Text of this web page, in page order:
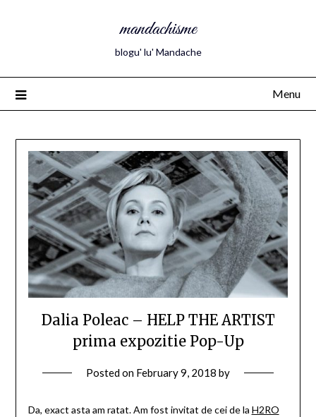
mandachisme
blogu' lu' Mandache
Menu
Dalia Poleac – HELP THE ARTIST
prima expozitie Pop-Up
Posted on February 9, 2018 by
Da, exact asta am ratat. Am fost invitat de cei de la H2RO